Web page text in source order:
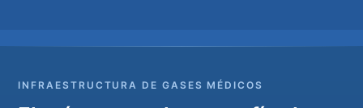
INFRAESTRUCTURA DE GASES MÉDICOS